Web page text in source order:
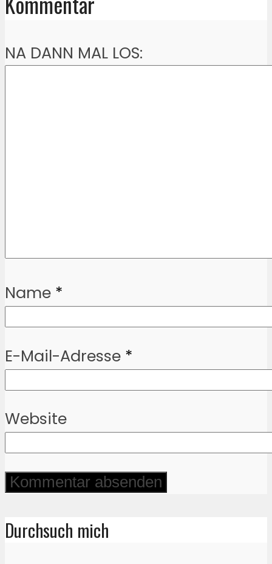
NA DANN MAL LOS:
Name *
E-Mail-Adresse *
Website
Durchsuch mich